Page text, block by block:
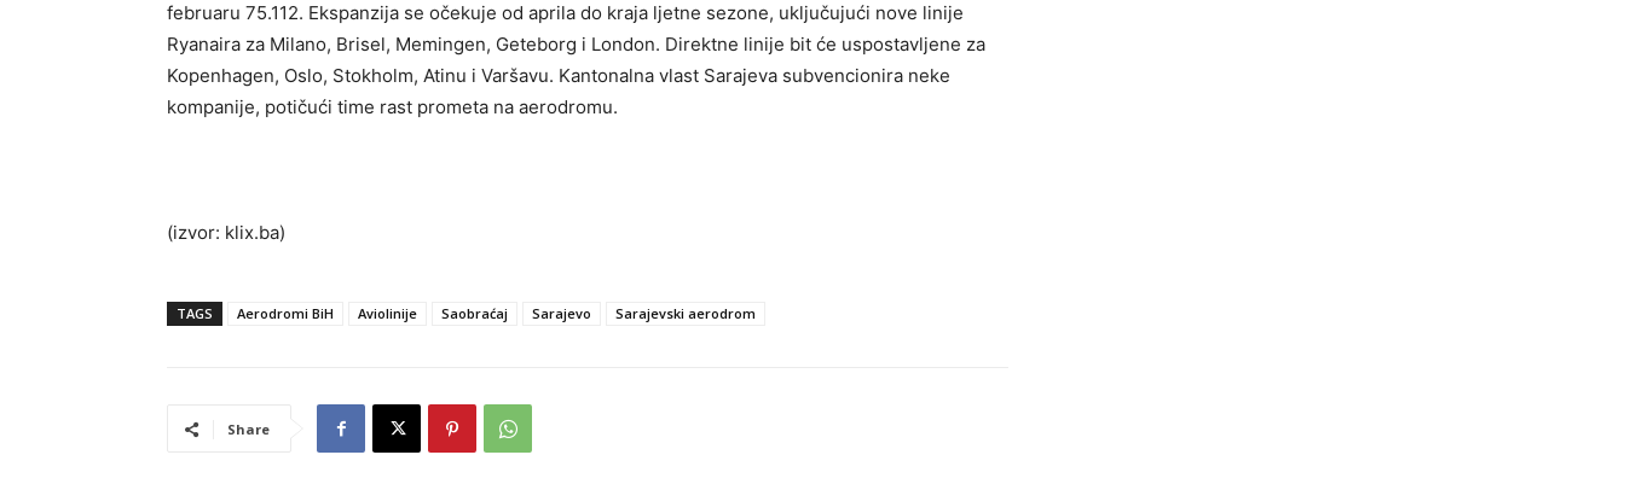
februaru 75.112. Ekspanzija se očekuje od aprila do kraja ljetne sezone, uključujući nove linije
Ryanaira za Milano, Brisel, Memingen, Geteborg i London. Direktne linije bit će uspostavljene za
Kopenhagen, Oslo, Stokholm, Atinu i Varšavu. Kantonalna vlast Sarajeva subvencionira neke
kompanije, potičući time rast prometa na aerodromu.
(izvor: klix.ba)
TAGS Aerodromi BiH Aviolinije Saobraćaj Sarajevo Sarajevski aerodrom
Share